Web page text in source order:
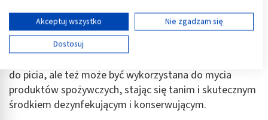
chemiczne wykorzystywane do nawożenia upraw i
przenikające przez glebę.
do picia, ale też może być wykorzystana do mycia
produktów spożywczych, stając się tanim i skutecznym
środkiem dezynfekującym i konserwującym.
Wyświetl listę partnerów (11 dostawców IAB)
Używamy Twoich danych w następujących celach:
Cele przetwarzania IAB:
Przechowywanie informacji na urządzeniu lub
dostęp do nich
Wykorzystywanie ograniczonych danych do
wyboru reklam
Akceptuj wszystko
Nie zgadzam się
Dostosuj